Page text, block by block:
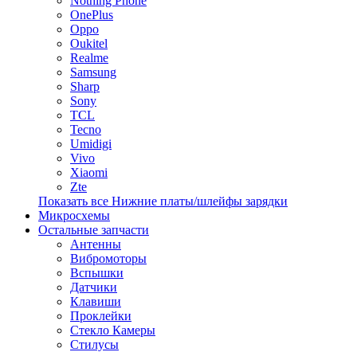
OnePlus
Oppo
Oukitel
Realme
Samsung
Sharp
Sony
TCL
Tecno
Umidigi
Vivo
Xiaomi
Zte
Показать все Нижние платы/шлейфы зарядки
Микросхемы
Остальные запчасти
Антенны
Вибромоторы
Вспышки
Датчики
Клавиши
Проклейки
Стекло Камеры
Стилусы